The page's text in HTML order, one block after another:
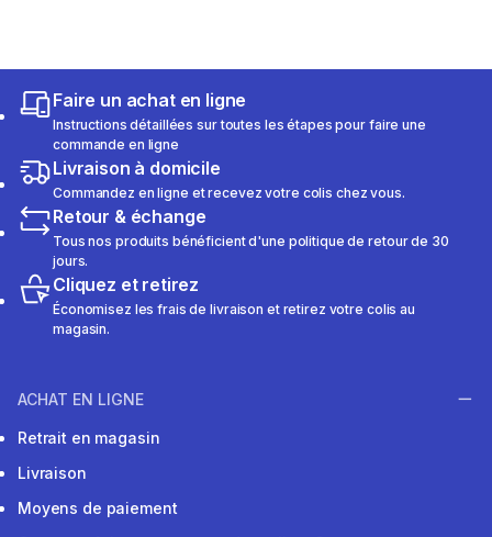
Faire un achat en ligne
Instructions détaillées sur toutes les étapes pour faire une
commande en ligne
Livraison à domicile
Commandez en ligne et recevez votre colis chez vous.
Retour & échange
Tous nos produits bénéficient d'une politique de retour de 30
jours.
Cliquez et retirez
Économisez les frais de livraison et retirez votre colis au
magasin.
ACHAT EN LIGNE
Retrait en magasin
Livraison
Moyens de paiement